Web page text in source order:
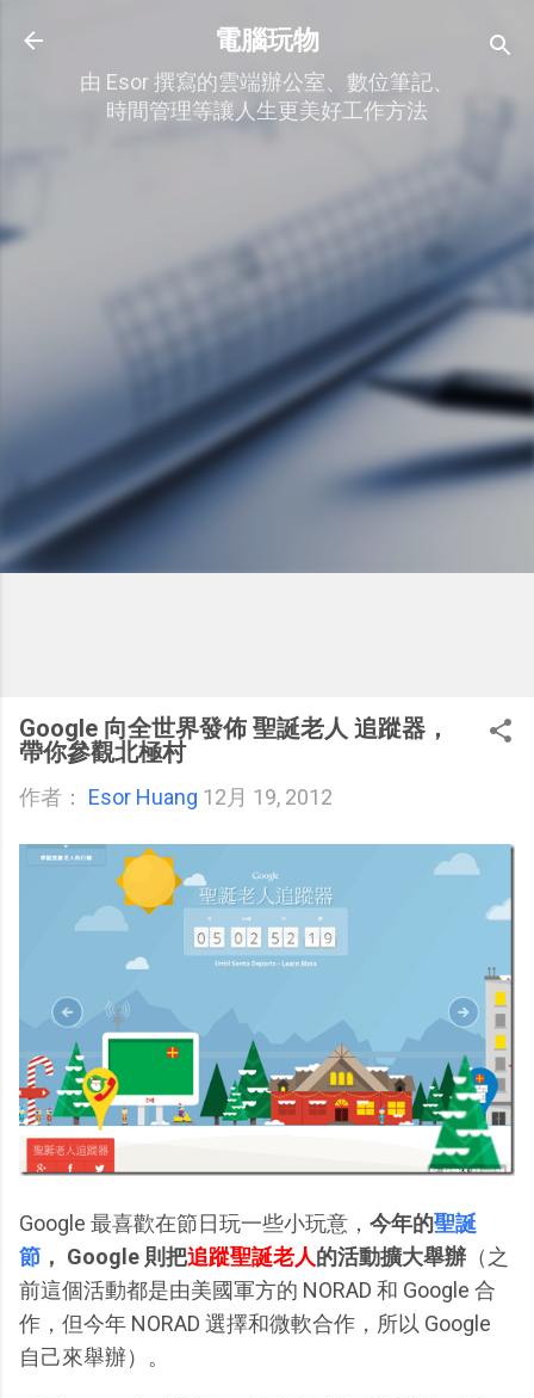
跳到主要內容
電腦玩物
由 Esor 撰寫的雲端辦公室、數位筆記、
時間管理等讓人生更美好工作方法
Google 向全世界發佈 聖誕老人 追蹤器，
帶你參觀北極村
作者： Esor Huang 12月 19, 2012
Google 最喜歡在節日玩一些小玩意， 今年的聖誕
節 ， Google 則把追蹤聖誕老人的活動擴大舉辦 （之
前這個活動都是由美國軍方的 NORAD 和 Google 合
作，但今年 NORAD 選擇和微軟合作，所以 Google
自己來舉辦）。